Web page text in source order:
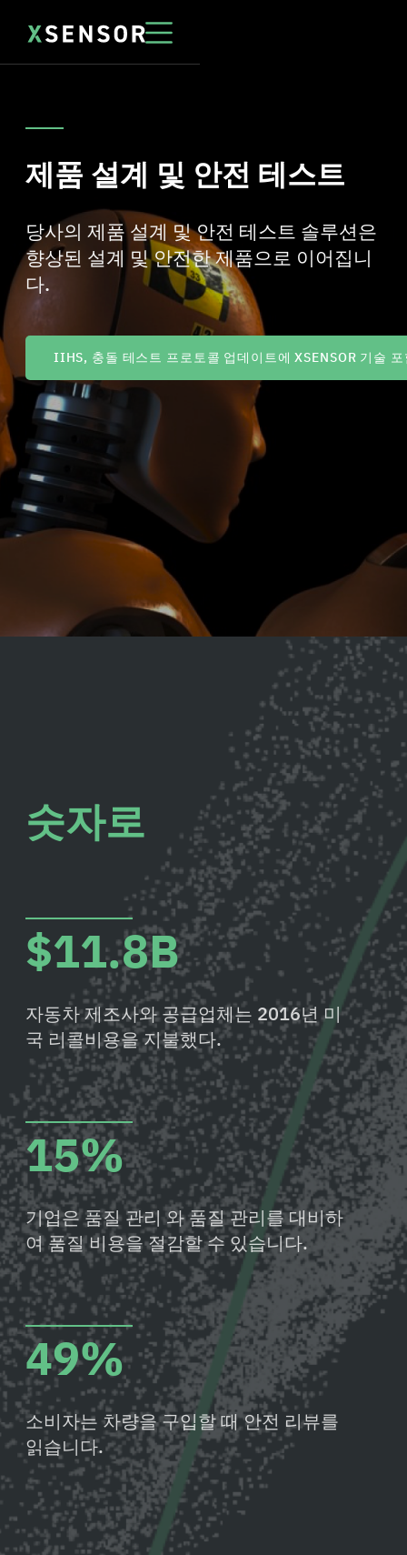
제품 설계 및 안전 테스트
당사의 제품 설계 및 안전 테스트 솔루션은
향상된 설계 및 안전한 제품으로 이어집니
다.
IIHS, 충돌 테스트 프로토콜 업데이트에 XSENSOR 기술 포
숫자로
$11.8B
자동차 제조사와 공급업체는 2016년 미
국 리콜비용을 지불했다.
15%
기업은 품질 관리 와 품질 관리를 대비하
여 품질 비용을 절감할 수 있습니다.
49%
소비자는 차량을 구입할 때 안전 리뷰를
읽습니다.